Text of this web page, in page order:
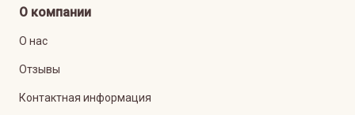
О компании
О нас
Отзывы
Контактная информация